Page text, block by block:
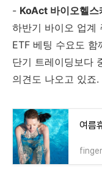
- KoAct 바이오헬스
하반기 바이오 업계
ETF 베팅 수요도 함
단기 트레이딩보다
의견도 나오고 있죠.